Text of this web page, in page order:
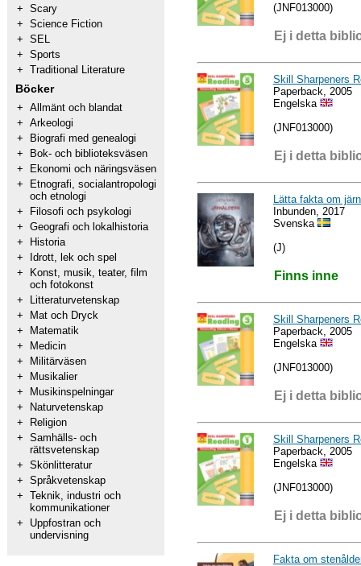
+ Scary
+ Science Fiction
+ SEL
+ Sports
+ Traditional Literature
Böcker
+ Allmänt och blandat
+ Arkeologi
+
Biografi med genealogi
+
Bok- och biblioteksväsen
+
Ekonomi och näringsväsen
+
Etnografi, socialantropologi
och etnologi
+
Filosofi och psykologi
+ Geografi och lokalhistoria
+
Historia
+
Idrott, lek och spel
+
Konst, musik, teater, film
och fotokonst
+
Litteraturvetenskap
+
Mat och Dryck
+
Matematik
+
Medicin
+
Militärväsen
+
Musikalier
+
Musikinspelningar
+
Naturvetenskap
+
Religion
+ Samhälls- och
rättsvetenskap
+ Skönlitteratur
+ Språkvetenskap
+ Teknik, industri och
kommunikationer
+
Uppfostran och
undervisning
(JNF013000)
Ej i detta
Skill Sharpeners
Paperback, 2005
Engelska
(JNF013000)
Ej i detta
Lätta fakta om
Inbunden, 2017
Svenska
(J)
Finns inne
Skill Sharpeners
Paperback, 2005
Engelska
(JNF013000)
Ej i detta
Skill Sharpeners
Paperback, 2005
Engelska
(JNF013000)
Ej i detta
Fakta om